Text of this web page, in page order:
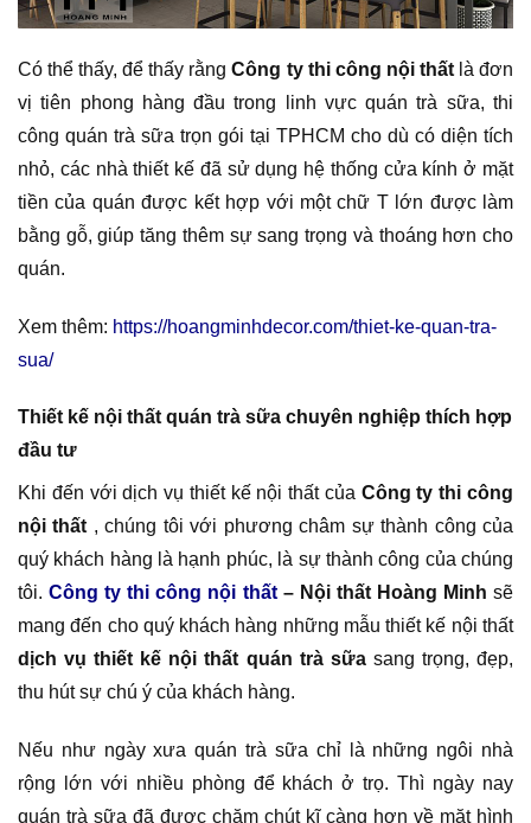
Có thể thấy, để thấy rằngCông ty thi công nội thấtlà đơn
vị tiên phong hàng đầu trong linh vực quán trà sữa, thi
công quán trà sữa trọn gói tại TPHCM cho dù có diện tích
nhỏ, các nhà thiết kế đã sử dụng hệ thống cửa kính ở mặt
tiền của quán được kết hợp với một chữ T lớn được làm
bằng gỗ, giúp tăng thêm sự sang trọng và thoáng hơn cho
quán.
Xem thêm: https://hoangminhdecor.com/thiet-ke-quan-tra-
sua/
Thiết kế nội thất quán trà sữa chuyên nghiệp thích hợp
đầu tư
Khi đến với dịch vụ thiết kế nội thất của Công ty thi công
nội thất , chúng tôi với phương châm sự thành công của
quý khách hàng là hạnh phúc, là sự thành công của chúng
tôi.Công ty thi công nội thất– Nội thất Hoàng Minh sẽ
mang đến cho quý khách hàng những mẫu thiết kế nội thất
dịch vụ thiết kế nội thất quán trà sữasang trọng, đẹp,
thu hút sự chú ý của khách hàng.
Nếu như ngày xưa quán trà sữa chỉ là những ngôi nhà
rộng lớn với nhiều phòng để khách ở trọ. Thì ngày nay
quán trà sữa đã được chăm chút kĩ càng hơn về mặt hình